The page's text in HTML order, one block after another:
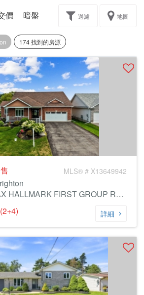
價 暗盤 樓花轉讓過濾 地圖
174 找到的房源
MLS® # X13649942
經紀公司: RE/MAX HALLMARK FIRST GROUP REALTY LTD.
詳細